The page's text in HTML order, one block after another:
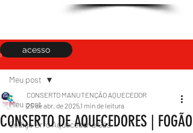
Post
Meu post
Código Erro Aquecedor a Gás
Meu post
CONSERTO DE AQUECEDORES | FOGÃO
CONSERTO MANUTENÇÃO AQUECEDOR
25 de abr. de 20251 min de leitura
acesso